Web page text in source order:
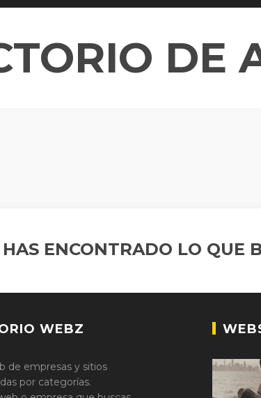
DE
ENCONTRADO LO QUE
WEBZ
de empresas y sitios
por categorías.